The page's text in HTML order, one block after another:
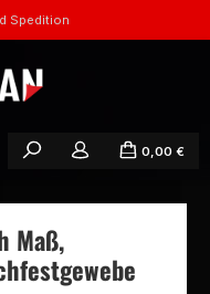
Spedition
0,00 €
Maß,